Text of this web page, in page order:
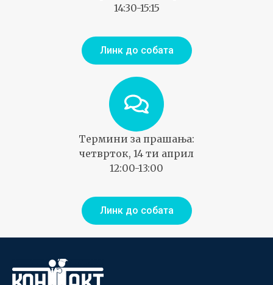
14:30-15:15
Линк до собата
Термини за прашања:
четврток, 14 ти април
12:00-13:00
Линк до собата